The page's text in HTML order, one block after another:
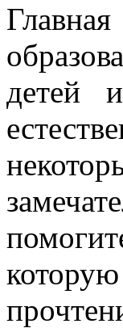
детей